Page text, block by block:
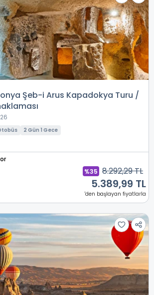
Şeb-i Arus Kapadokya Turu /
2 Gün 1 Gece
%35 8.292,29 TL
5.389,99 TL
'den başlayan fiyatlarla